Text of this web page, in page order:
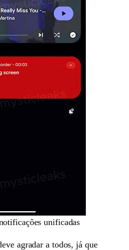
unificadas
agradar a todos, já que